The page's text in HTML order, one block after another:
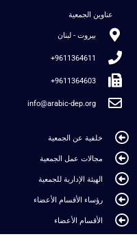
عناوين الجمعية
بيروت - لبنان
9611364611+
9611364603+
info@arabic-dep.org
خلفية عن الجمعية
مجالات عمل الجمعية
الهيئة الإدارية للجمعية
رؤساء الأقسام الأعضاء
الأقسام الأعضاء